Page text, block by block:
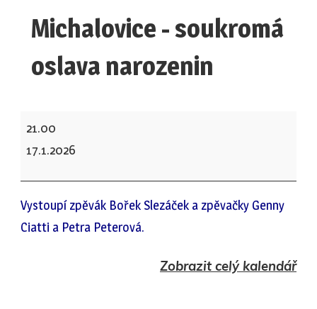
Michalovice - soukromá
oslava narozenin
narozenin
21.00
17.1.2026
Vystoupí zpěvák Bořek Slezáček a zpěvačky Genny
Ciatti a Petra Peterová.
Zobrazit celý kalendář